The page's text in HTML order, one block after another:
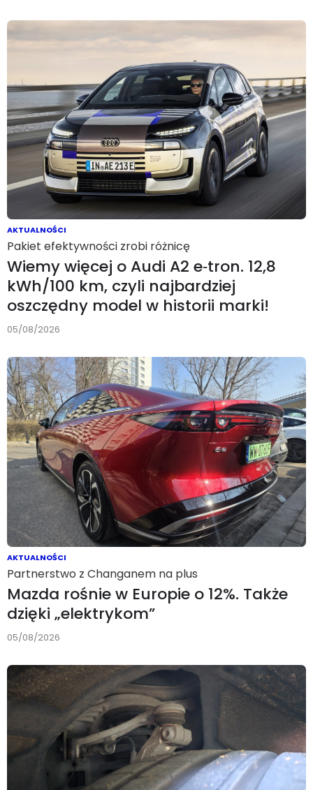
AKTUALNOŚCI
Pakiet efektywności zrobi różnicę
Wiemy więcej o Audi A2 e‑tron. 12,8
kWh/100 km, czyli najbardziej
oszczędny model w historii marki!
05/08/2026
AKTUALNOŚCI
Partnerstwo z Changanem na plus
Mazda rośnie w Europie o 12%. Także
dzięki „elektrykom”
05/08/2026